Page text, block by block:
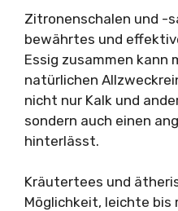
Zitronenschalen und -
bewährtes und
Essig zusammen kann
natürlichen
nicht nur Kalk und
sondern auch einen
hinterlässt.
Kräutertees und
Möglichkeit, leichte